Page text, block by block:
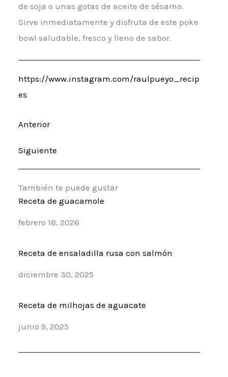
de soja o unas gotas de aceite de sésamo.
Sirve inmediatamente y disfruta de este poke
bowl saludable, fresco y lleno de sabor.
https://www.instagram.com/raulpueyo_recip
es
Anterior
Siguiente
También te puede gustar
Receta de guacamole
Fecha
febrero 18, 2026
Receta de ensaladilla rusa con salmón
Fecha
diciembre 30, 2025
Receta de milhojas de aguacate
Fecha
junio 9, 2025